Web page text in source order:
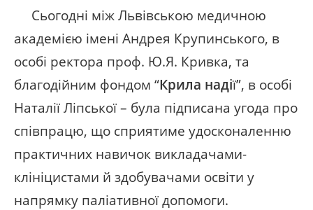
Сьогодні між Львівською медичною
академією імені Андрея Крупинського, в
особі ректора проф. Ю.Я. Кривка, та
благодійним фондом “Крила надії”, в особі
Наталії Ліпської – була підписана угода про
співпрацю, що сприятиме удосконаленню
практичних навичок викладачами-
клініцистами й здобувачами освіти у
напрямку паліативної допомоги.